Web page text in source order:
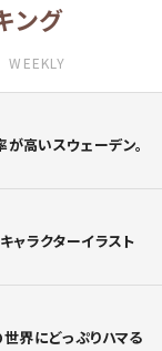
ング
WEEKLY
高いスウェーデン。
ャラクターイラスト
界にどっぷりハマる